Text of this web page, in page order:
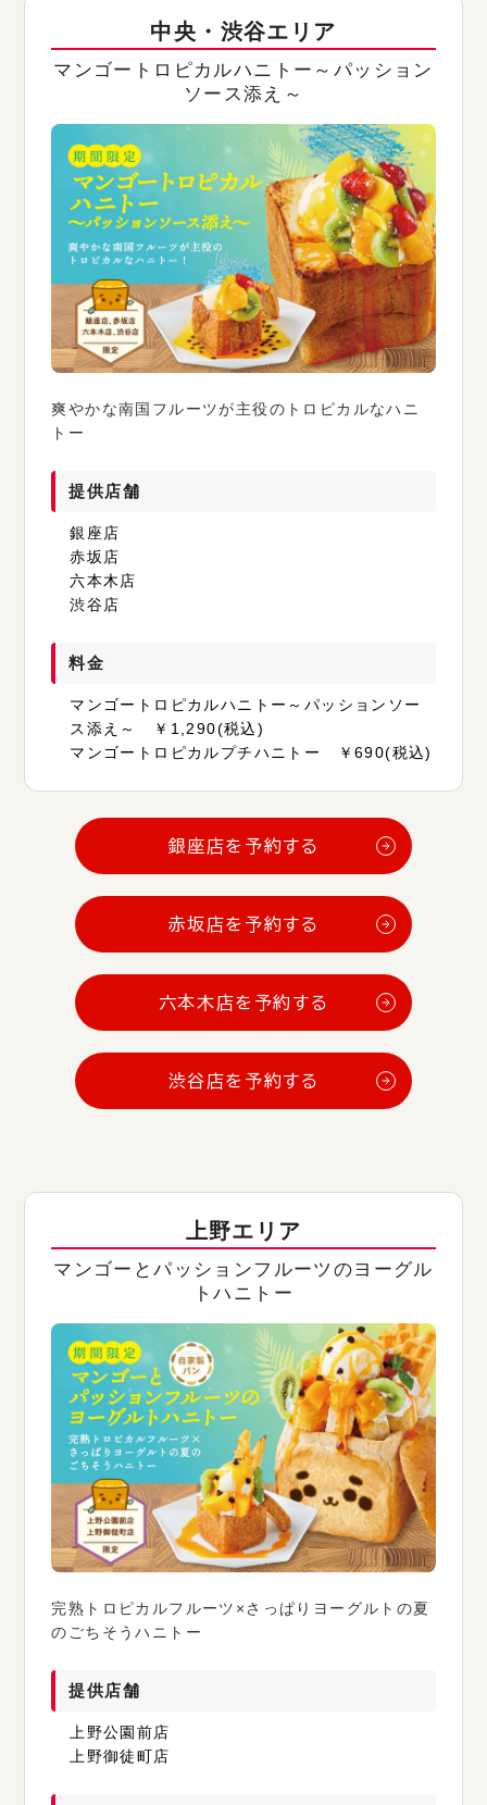
中央・渋谷エリア
マンゴートロピカルハニトー～パッション
ソース添え～
爽やかな南国フルーツが主役のトロピカルなハニ
トー
提供店舗
銀座店
赤坂店
六本木店
渋谷店
料金
マンゴートロピカルハニトー～パッションソー
ス添え～ ￥1,290(税込)
マンゴートロピカルプチハニトー ￥690(税込)
銀座店を予約する
赤坂店を予約する
六本木店を予約する
渋谷店を予約する
上野エリア
マンゴーとパッションフルーツのヨーグル
トハニトー
完熟トロピカルフルーツ×さっぱりヨーグルトの夏
のごちそうハニトー
提供店舗
上野公園前店
上野御徒町店